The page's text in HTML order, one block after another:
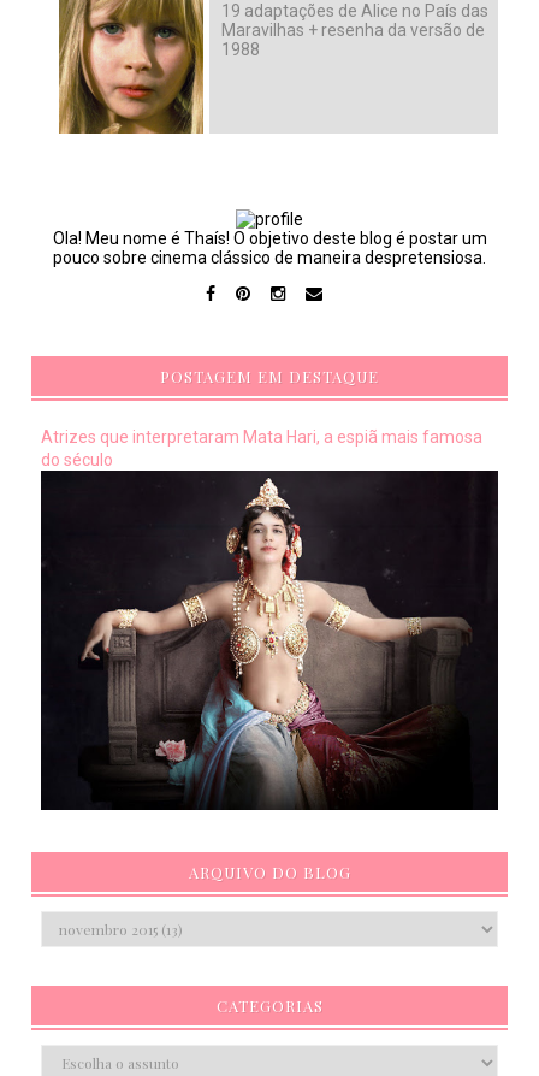
19 adaptações de Alice no País das
Maravilhas + resenha da versão de
1988
Ola! Meu nome é Thaís! O objetivo deste blog é postar um
pouco sobre cinema clássico de maneira despretensiosa.
POSTAGEM EM DESTAQUE
Atrizes que interpretaram Mata Hari, a espiã mais famosa
do século
ARQUIVO DO BLOG
CATEGORIAS